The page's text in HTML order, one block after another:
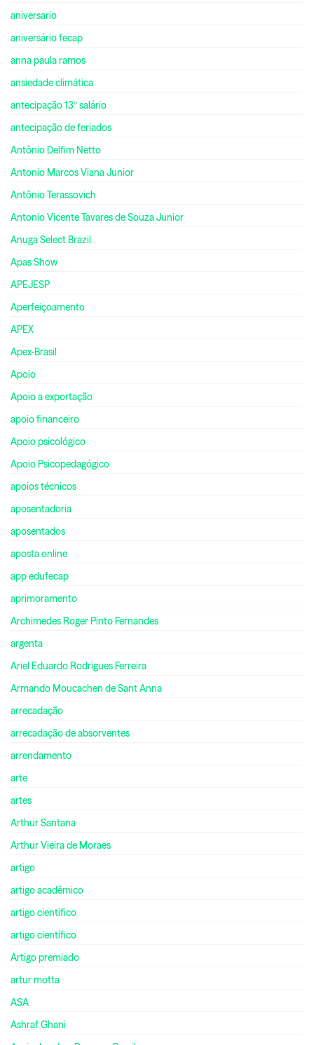
aniversario
aniversário fecap
anna paula ramos
ansiedade climática
antecipação 13º salário
antecipação de feriados
Antônio Delfim Netto
Antonio Marcos Viana Junior
Antônio Terassovich
Antonio Vicente Tavares de Souza Junior
Anuga Select Brazil
Apas Show
APEJESP
Aperfeiçoamento
APEX
Apex-Brasil
Apoio
Apoio a exportação
apoio financeiro
Apoio psicológico
Apoio Psicopedagógico
apoios técnicos
aposentadoria
aposentados
aposta online
app edufecap
aprimoramento
Archimedes Roger Pinto Fernandes
argenta
Ariel Eduardo Rodrigues Ferreira
Armando Moucachen de Sant Anna
arrecadação
arrecadação de absorventes
arrendamento
arte
artes
Arthur Santana
Arthur Vieira de Moraes
artigo
artigo acadêmico
artigo cientifico
artigo científico
Artigo premiado
artur motta
ASA
Ashraf Ghani